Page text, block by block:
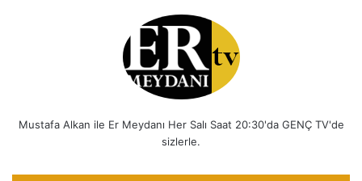
Mustafa Alkan ile Er Meydanı Her Salı Saat 20:30'da GENÇ TV'de
sizlerle.